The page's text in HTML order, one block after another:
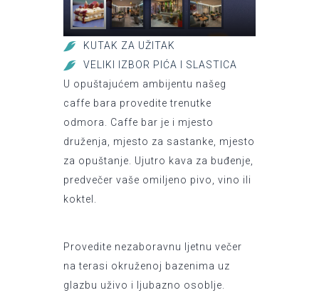
KUTAK ZA UŽITAK
VELIKI IZBOR PIĆA I SLASTICA
U opuštajućem ambijentu našeg
caffe bara provedite trenutke
odmora. Caffe bar je i mjesto
druženja, mjesto za sastanke, mjesto
za opuštanje. Ujutro kava za buđenje,
predvečer vaše omiljeno pivo, vino ili
koktel.
Provedite nezaboravnu ljetnu večer
na terasi okruženoj bazenima uz
glazbu uživo i ljubazno osoblje.